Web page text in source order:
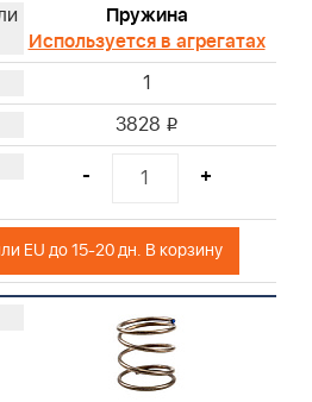
Пружина
Используется в агрегатах
1
3828 i
- +
Поставка из РФ или EU до 15-20 дн. В корзину